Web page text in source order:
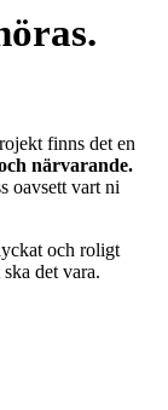
finns det en
närvarande.
oavsett vart ni
och roligt
det vara.